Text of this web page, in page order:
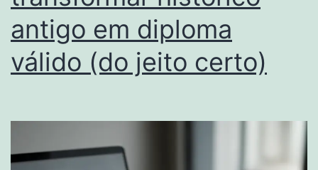
antigo em diploma
válido (do jeito certo)